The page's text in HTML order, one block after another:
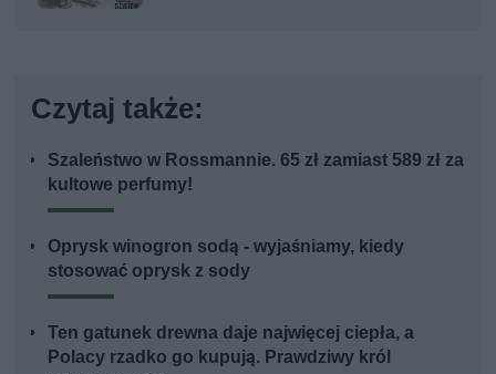
Czytaj także:
Szaleństwo w Rossmannie. 65 zł zamiast 589 zł za
kultowe perfumy!
Oprysk winogron sodą - wyjaśniamy, kiedy
stosować oprysk z sody
Ten gatunek drewna daje najwięcej ciepła, a
Polacy rzadko go kupują. Prawdziwy król